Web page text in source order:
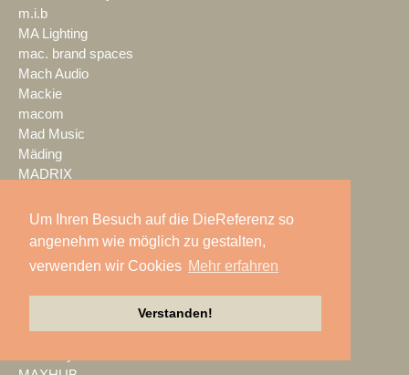
Um Ihren Besuch auf die DieReferenz so
angenehm wie möglich zu gestalten,
verwenden wir Cookies Mehr erfahren
Verstanden!
m.i.b
MA Lighting
mac. brand spaces
Mach Audio
Mackie
macom
Mad Music
Mäding
MADRIX
Medientechnik
Magic Sky
Mainstage
marbet
Martin Audio